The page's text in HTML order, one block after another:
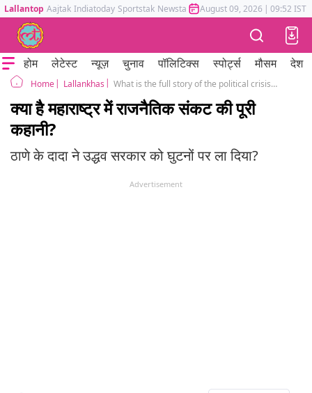
Lallantop Aajtak Indiatoday Sportstak Newstak Mumbai Tak Astrotak
August 09, 2026 | 09:52 IST
होम लेटेस्ट न्यूज़ चुनाव पॉलिटिक्स स्पोर्ट्स मौसम देश
Home Lallankhas What is the full story of the political crisis in Maharashtra, uddhav thackeray, shivsena, eknath shinde
क्या है महाराष्ट्र में राजनैतिक संकट की पूरी
कहानी?
ठाणे के दादा ने उद्धव सरकार को घुटनों पर ला दिया?
Advertisement